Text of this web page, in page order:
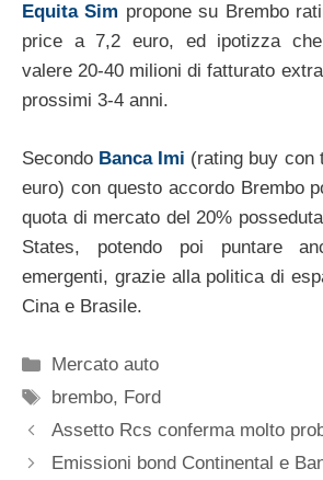
Equita Sim propone su Brembo
price a 7,2 euro, ed ipotizza che
valere 20-40 milioni di fatturato
prossimi 3-4 anni.
Secondo Banca Imi (rating buy con
euro) con questo accordo Brembo
quota di mercato del 20%
States, potendo poi puntare
emergenti, grazie alla politica di
Cina e Brasile.
Categorie
Mercato auto
Tag
brembo, Ford
Assetto Rcs conferma molto
Emissioni bond Continental e